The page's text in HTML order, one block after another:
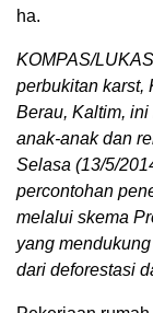
ha.
KOMPAS/
perbukitan karst,
Berau, Kaltim, ini
anak-anak dan
Selasa (13/5/
percontohan
melalui skema
yang
dari deforestasi